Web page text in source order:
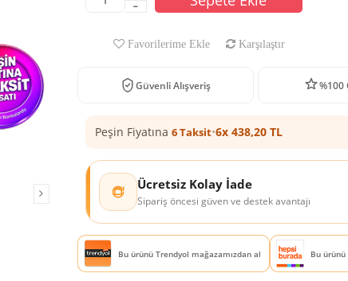
Favorilerime Ekle Karşılaştır
Güvenli Alışveriş %100
Peşin Fiyatına 6 Taksit•6x 438,20 TL
Ücretsiz Kolay İade
Sipariş öncesi güven ve destek avantajı
Bu ürünü Trendyol mağazamızdan al Bu